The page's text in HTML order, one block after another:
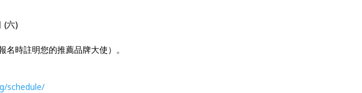
(六)
時註明您的推薦品牌大使）。
schedule/